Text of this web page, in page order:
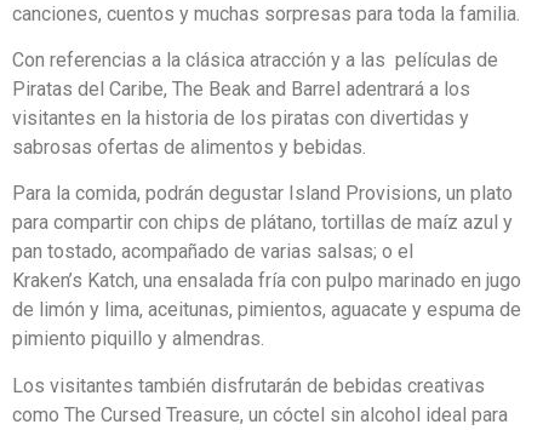
canciones, cuentos y muchas sorpresas para toda la familia.
Con referencias a la clásica atracción y a las películas de
Piratas del Caribe, The Beak and Barrel adentrará a los
visitantes en la historia de los piratas con divertidas y
sabrosas ofertas de alimentos y bebidas.
Para la comida, podrán degustar Island Provisions, un plato
para compartir con chips de plátano, tortillas de maíz azul y
pan tostado, acompañado de varias salsas; o el
Kraken’s Katch, una ensalada fría con pulpo marinado en jugo
de limón y lima, aceitunas, pimientos, aguacate y espuma de
pimiento piquillo y almendras.
Los visitantes también disfrutarán de bebidas creativas
como The Cursed Treasure, un cóctel sin alcohol ideal para